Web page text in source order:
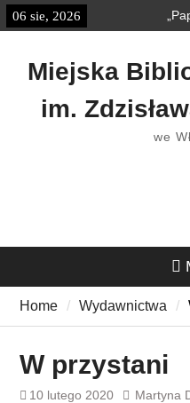
treści
Skip
to
06 sie, 2026
Miejska
im.
we
Home Wydawnictwa
W przystani
10 lutego 2020 Martyna